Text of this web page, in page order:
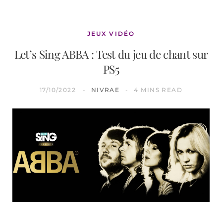
JEUX VIDÉO
Let’s Sing ABBA : Test du jeu de chant sur
PS5
17/10/2022 NIVRAE 4 MINS READ